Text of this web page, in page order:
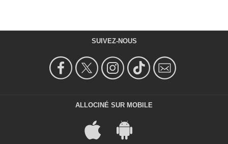
SUIVEZ-NOUS
ALLOCINÉ SUR MOBILE